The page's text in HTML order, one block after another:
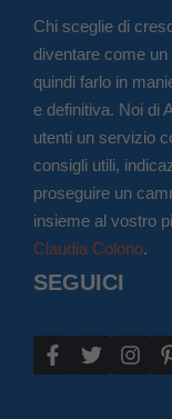
Chi sceglie di
diventare come un
quindi farlo in
e definitiva. Noi di
utenti un servizio
consigli utili,
proseguire un
insieme al vostro
Claudia Colono.
SEGUICI